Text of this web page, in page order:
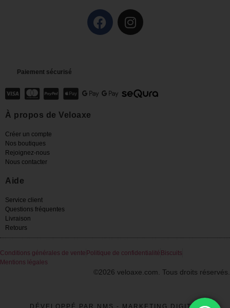
Paiement sécurisé
À propos de Veloaxe
Créer un compte
Nos boutiques
Rejoignez-nous
Nous contacter
Aide
Service client
Questions fréquentes
Livraison
Retours
Conditions générales de vente Politique de confidentialité Biscuits
Mentions légales
©2026 veloaxe.com. Tous droits réservés.
DÉVELOPPÉ PAR NMS - MARKETING DIGITAL